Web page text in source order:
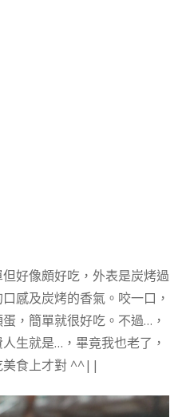
好像頗好吃，外表是炭烤過
感及炭烤的香氣。咬一口，
，簡單就很好吃。不過…，
生就是…，畢竟我也老了，
美食上才對 ^^||